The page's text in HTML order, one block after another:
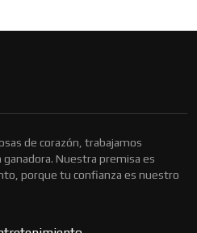
de corazón, trabajamos
Nuestra premisa es
porque tu confianza es nuestro